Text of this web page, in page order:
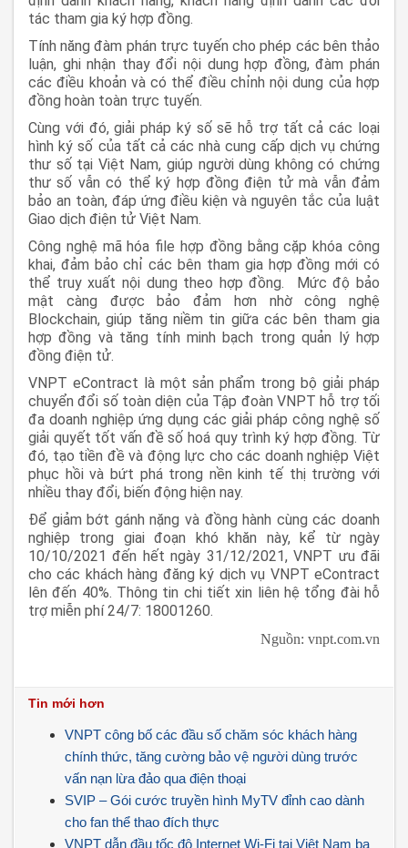
tác tham gia ký hợp đồng.
Tính năng đàm phán trực tuyến cho phép các bên thảo
luận, ghi nhận thay đổi nội dung hợp đồng, đàm phán
các điều khoản và có thể điều chỉnh nội dung của hợp
đồng hoàn toàn trực tuyến.
Cùng với đó, giải pháp ký số sẽ hỗ trợ tất cả các loại
hình ký số của tất cả các nhà cung cấp dịch vụ chứng
thư số tại Việt Nam, giúp người dùng không có chứng
thư số vẫn có thể ký hợp đồng điện tử mà vẫn đảm
bảo an toàn, đáp ứng điều kiện và nguyên tắc của luật
Giao dịch điện tử Việt Nam.
Công nghệ mã hóa file hợp đồng bằng cặp khóa công
khai, đảm bảo chỉ các bên tham gia hợp đồng mới có
thể truy xuất nội dung theo hợp đồng. Mức độ bảo
mật càng được bảo đảm hơn nhờ công nghệ
Blockchain, giúp tăng niềm tin giữa các bên tham gia
hợp đồng và tăng tính minh bạch trong quản lý hợp
đồng điện tử.
VNPT eContract là một sản phẩm trong bộ giải pháp
chuyển đổi số toàn diện của Tập đoàn VNPT hỗ trợ tối
đa doanh nghiệp ứng dụng các giải pháp công nghệ số
giải quyết tốt vấn đề số hoá quy trình ký hợp đồng. Từ
đó, tạo tiền đề và động lực cho các doanh nghiệp Việt
phục hồi và bứt phá trong nền kinh tế thị trường với
nhiều thay đổi, biến động hiện nay.
Để giảm bớt gánh nặng và đồng hành cùng các doanh
nghiệp trong giai đoạn khó khăn này, kể từ ngày
10/10/2021 đến hết ngày 31/12/2021, VNPT ưu đãi
cho các khách hàng đăng ký dịch vụ VNPT eContract
lên đến 40%. Thông tin chi tiết xin liên hệ tổng đài hỗ
trợ miễn phí 24/7: 18001260.
Nguồn: vnpt.com.vn
Tin mới hơn
VNPT công bố các đầu số chăm sóc khách hàng
chính thức, tăng cường bảo vệ người dùng trước
vấn nạn lừa đảo qua điện thoại
SVIP – Gói cước truyền hình MyTV đỉnh cao dành
cho fan thể thao đích thực
VNPT dẫn đầu tốc độ Internet Wi-Fi tại Việt Nam ba